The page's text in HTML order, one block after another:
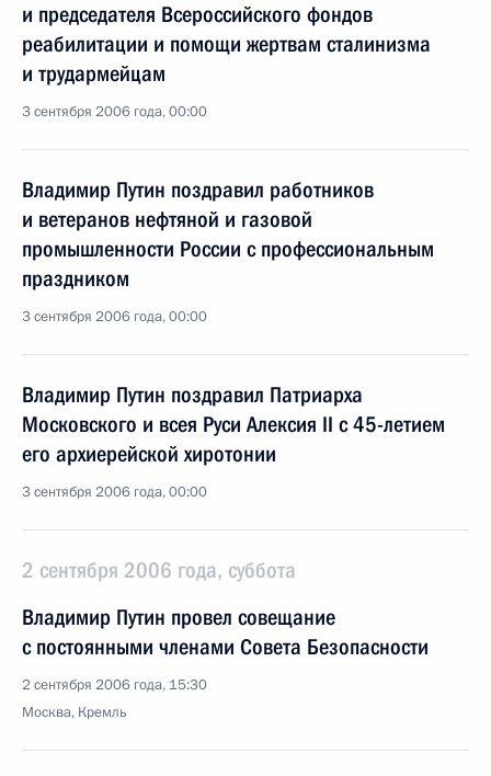
и председателя Всероссийского фондов
реабилитации и помощи жертвам сталинизма
и трудармейцам
3 сентября 2006 года, 00:00
Владимир Путин поздравил работников
и ветеранов нефтяной и газовой
промышленности России с профессиональным
праздником
3 сентября 2006 года, 00:00
Владимир Путин поздравил Патриарха
Московского и всея Руси Алексия II с 45-летием
его архиерейской хиротонии
3 сентября 2006 года, 00:00
2 сентября 2006 года, суббота
Владимир Путин провел совещание
с постоянными членами Совета Безопасности
2 сентября 2006 года, 15:30
Москва, Кремль